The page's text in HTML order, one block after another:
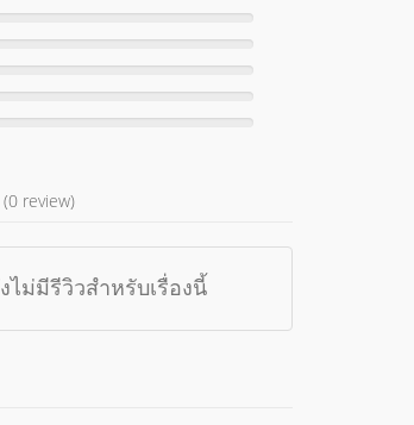
(0 review)
ไม่มีรีวิวสำหรับเรื่องนี้